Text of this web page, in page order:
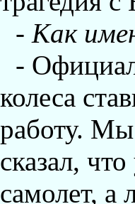
- Как
-
колеса
работу.
сказал,
самолет, а